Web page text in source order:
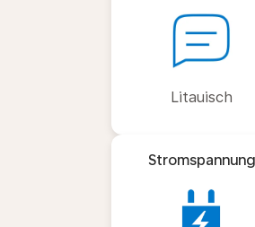
Litauisch
Stromspannung